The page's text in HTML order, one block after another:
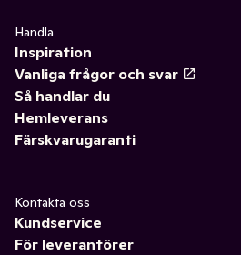
Handla
Inspiration
Vanliga frågor och svar
Så handlar du
Hemleverans
Färskvarugaranti
Kontakta oss
Kundservice
För leverantörer